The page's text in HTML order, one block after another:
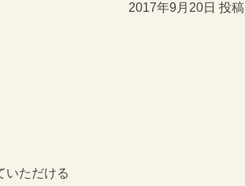
2017年9月20日 投稿
いただける